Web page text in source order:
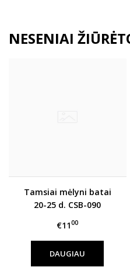
NESENIAI
Tamsiai mėlyni batai
20-25 d. CSB-090
€1100
DAUGIAU